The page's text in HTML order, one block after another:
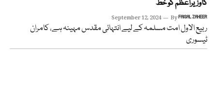
کاوزیراعظم کو خط
September 12, 2024 ByFAISAL ZAHEER
ربیع الاول امت مسلمہ کے لیے انتہائی مقدس مہینہ ہے، کامران
ٹیسوری